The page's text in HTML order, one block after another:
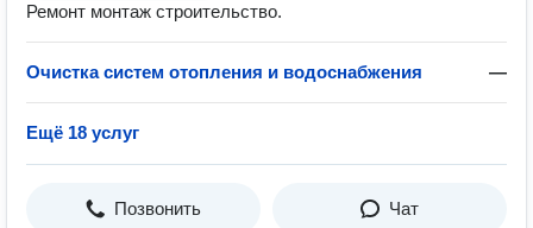
Ремонт монтаж строительство.
Очистка систем отопления и водоснабжения —
Ещё 18 услуг
Позвонить Чат